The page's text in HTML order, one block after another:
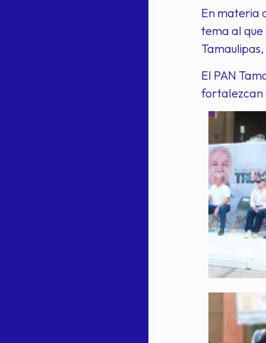
En materia
tema al que
El PAN
fortalezcan